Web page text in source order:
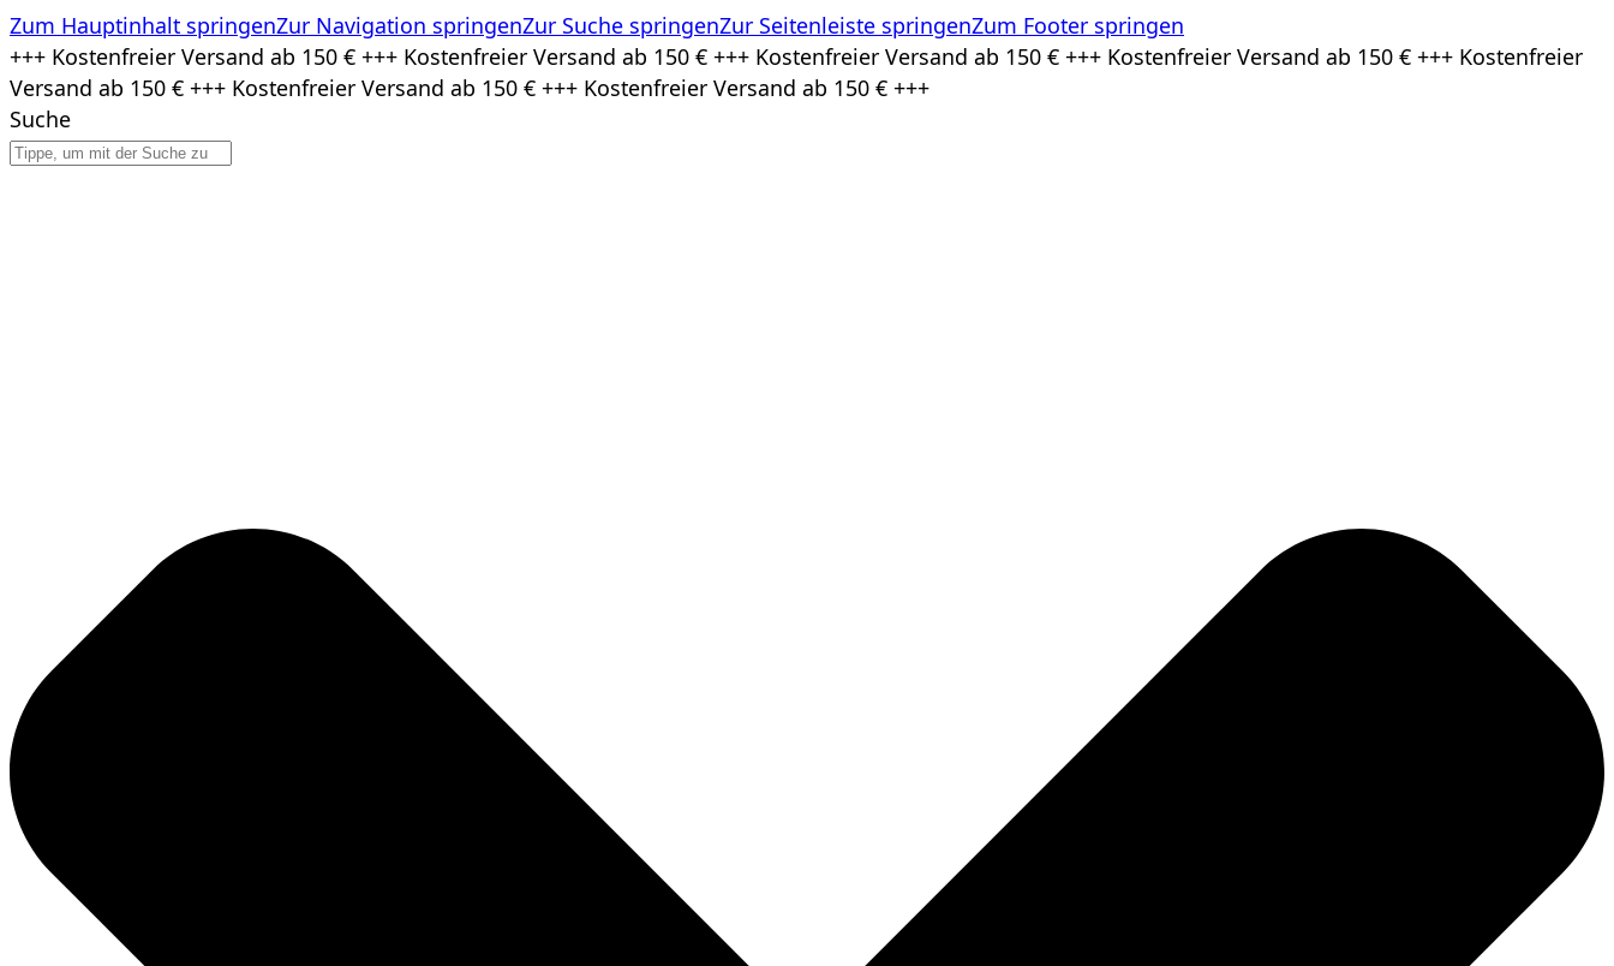
Zum Hauptinhalt springenZur Navigation springenZur Suche springenZur Seitenleiste springenZum Footer springen
Zum
Inhalt
springen
+++ Kostenfreier Versand ab 150 € +++ Kostenfreier Versand ab 150 € +++ Kostenfreier Versand ab 150 € +++ Kostenfreier Versand ab 150 € +++ Kostenfreier
Versand ab 150 € +++ Kostenfreier Versand ab 150 € +++ Kostenfreier Versand ab 150 € +++
Suche